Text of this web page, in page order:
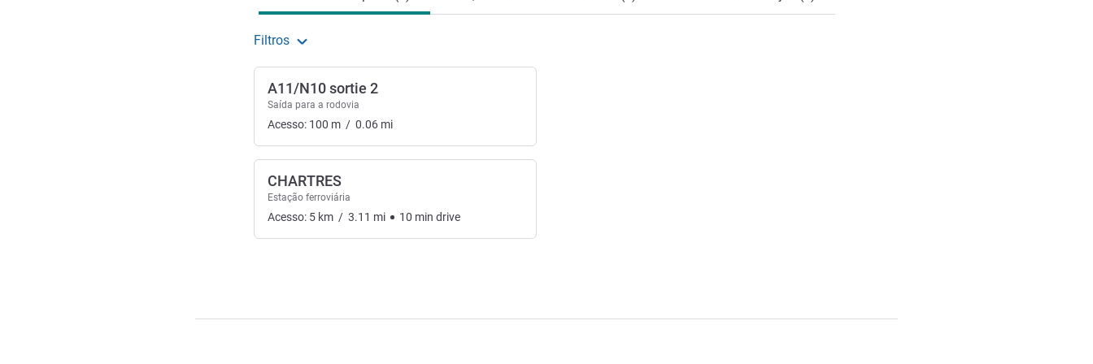
Filtros
A11/N10 sortie 2
Saída para a rodovia
Acesso: 100 m / 0.06 mi
CHARTRES
Estação ferroviária
Acesso: 5 km / 3.11 mi 10 min drive